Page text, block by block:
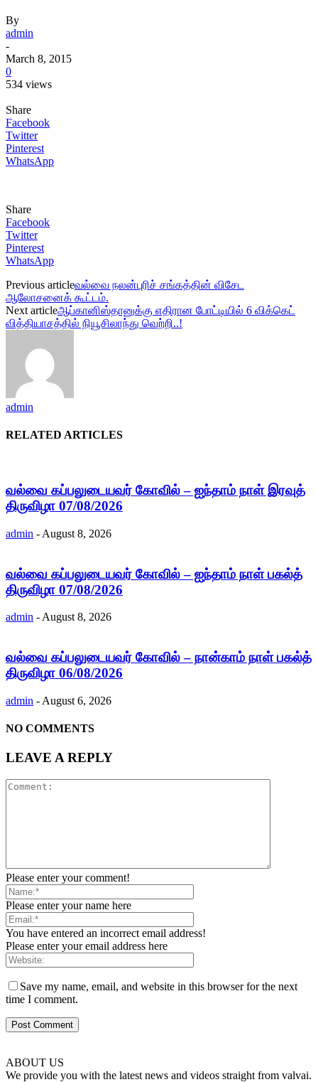
By
admin
-
March 8, 2015
0
534 views
Share
Facebook
Twitter
Pinterest
WhatsApp
Share
Facebook
Twitter
Pinterest
WhatsApp
Previous articleவல்வை நலன்புரிச் சங்கத்தின் விசேட
ஆலோசனைக் கூட்டம்.
Next articleஆப்கானிஸ்தானுக்கு எதிரான போட்டியில் 6 விக்கெட்
வித்தியாசத்தில் நியூசிலாந்து வெற்றி..!
admin
RELATED ARTICLES
வல்வை கப்பலுடையவர் கோவில் – ஐந்தாம் நாள் இரவுத்
திருவிழா 07/08/2026
admin - August 8, 2026
வல்வை கப்பலுடையவர் கோவில் – ஐந்தாம் நாள் பகல்த்
திருவிழா 07/08/2026
admin - August 8, 2026
வல்வை கப்பலுடையவர் கோவில் – நான்காம் நாள் பகல்த்
திருவிழா 06/08/2026
admin - August 6, 2026
NO COMMENTS
LEAVE A REPLY
Please enter your comment!
Please enter your name here
You have entered an incorrect email address!
Please enter your email address here
Save my name, email, and website in this browser for the next
time I comment.
ABOUT US
We provide you with the latest news and videos straight from valvai.